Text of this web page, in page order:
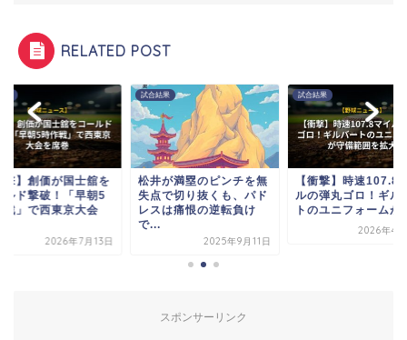
RELATED POST
撃】創価が国士舘を
ルド撃破！「早朝5
戦」で西東京大会
2026年7月13日
試合結果
松井が満塁のピンチを無
失点で切り抜くも、パド
レスは痛恨の逆転負け
で...
2025年9月11日
試合結果
【衝撃】時速107.8
ルの弾丸ゴロ！ギル
トのユニフォームが
2026年4
スポンサーリンク